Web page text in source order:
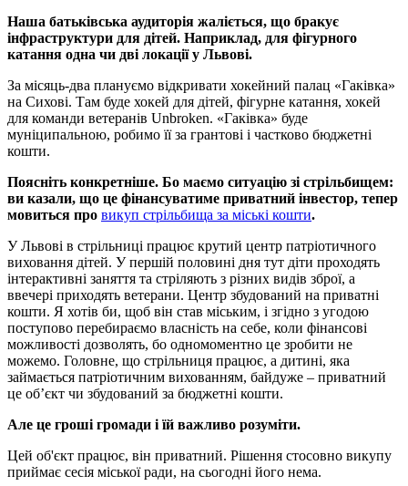
Наша батьківська аудиторія жаліється, що бракує
інфраструктури для дітей. Наприклад, для фігурного
катання одна чи дві локації у Львові.
За місяць-два плануємо відкривати хокейний палац «Гаківка»
на Сихові. Там буде хокей для дітей, фігурне катання, хокей
для команди ветеранів Unbroken. «Гаківка» буде
муніципальною, робимо її за грантові і частково бюджетні
кошти.
Поясніть конкретніше. Бо маємо ситуацію зі стрільбищем:
ви казали, що це фінансуватиме приватний інвестор, тепер
мовиться про викуп стрільбища за міські кошти.
У Львові в стрільниці працює крутий центр патріотичного
виховання дітей. У першій половині дня тут діти проходять
інтерактивні заняття та стріляють з різних видів зброї, а
ввечері приходять ветерани. Центр збудований на приватні
кошти. Я хотів би, щоб він став міським, і згідно з угодою
поступово перебираємо власність на себе, коли фінансові
можливості дозволять, бо одномоментно це зробити не
можемо. Головне, що стрільниця працює, а дитині, яка
займається патріотичним вихованням, байдуже – приватний
це об’єкт чи збудований за бюджетні кошти.
Але це гроші громади і їй важливо розуміти.
Цей об'єкт працює, він приватний. Рішення стосовно викупу
приймає сесія міської ради, на сьогодні його нема.